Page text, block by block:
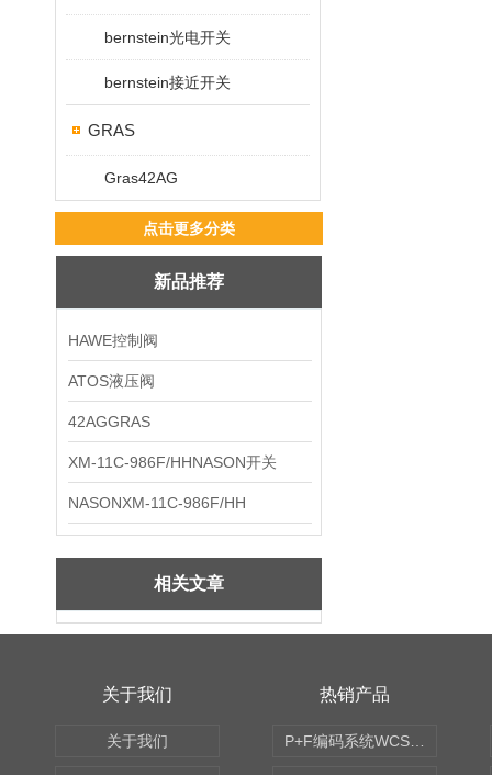
bernstein光电开关
bernstein接近开关
GRAS
Gras42AG
点击更多分类
新品推荐
HAWE控制阀
ATOS液压阀
42AGGRAS
XM-11C-986F/HHNASON开关
NASONXM-11C-986F/HH
相关文章
关于我们
关于我们
热销产品